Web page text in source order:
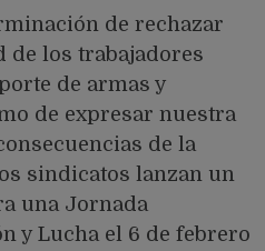
de rechazar
los trabajadores
de armas y
de expresar nuestra
de la
sindicatos lanzan un
una Jornada
y Lucha el 6 de febrero